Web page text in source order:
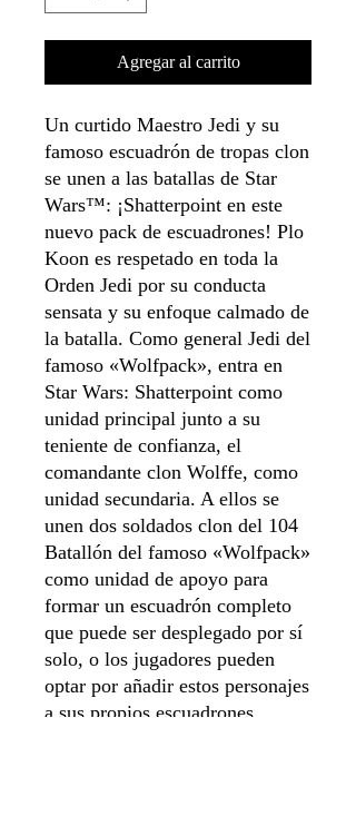
Agregar al carrito
Un curtido Maestro Jedi y su
famoso escuadrón de tropas clon
se unen a las batallas de Star
Wars™: ¡Shatterpoint en este
nuevo pack de escuadrones! Plo
Koon es respetado en toda la
Orden Jedi por su conducta
sensata y su enfoque calmado de
la batalla. Como general Jedi del
famoso «Wolfpack», entra en
Star Wars: Shatterpoint como
unidad principal junto a su
teniente de confianza, el
comandante clon Wolffe, como
unidad secundaria. A ellos se
unen dos soldados clon del 104
Batallón del famoso «Wolfpack»
como unidad de apoyo para
formar un escuadrón completo
que puede ser desplegado por sí
solo, o los jugadores pueden
optar por añadir estos personajes
a sus propios escuadrones